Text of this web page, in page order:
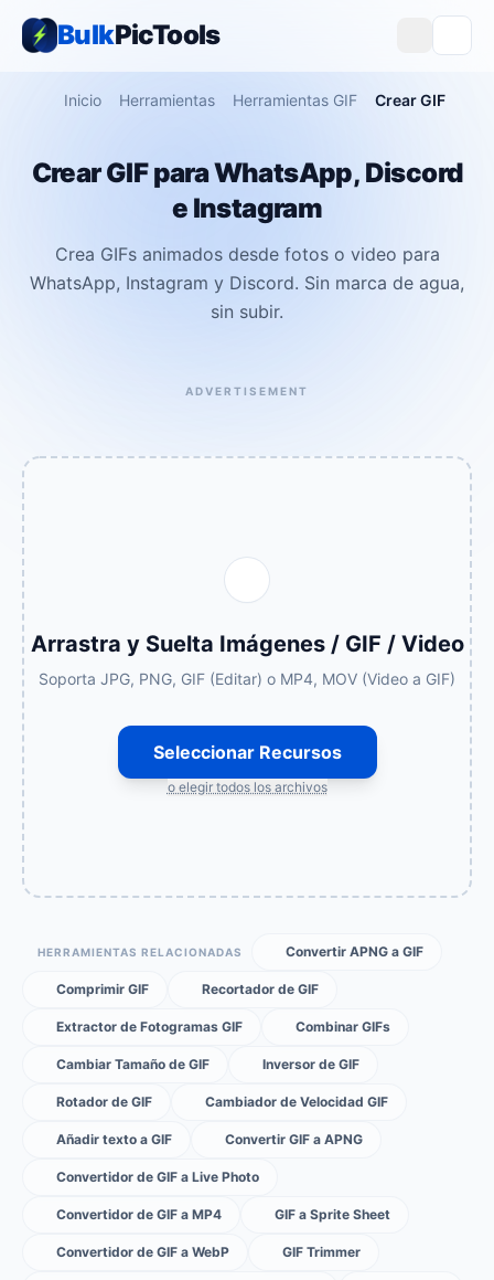
BulkPicTools
Inicio Herramientas Herramientas GIF Crear GIF
Crear GIF para WhatsApp, Discord
e Instagram
Crea GIFs animados desde fotos o video para
WhatsApp, Instagram y Discord. Sin marca de agua,
sin subir.
ADVERTISEMENT
Arrastra y Suelta Imágenes / GIF / Video
Soporta JPG, PNG, GIF (Editar) o MP4, MOV (Video a GIF)
Seleccionar Recursos
o elegir todos los archivos
HERRAMIENTAS RELACIONADAS Convertir APNG a GIF
Comprimir GIF Recortador de GIF
Extractor de Fotogramas GIF Combinar GIFs
Cambiar Tamaño de GIF Inversor de GIF
Rotador de GIF Cambiador de Velocidad GIF
Añadir texto a GIF Convertir GIF a APNG
Convertidor de GIF a Live Photo
Convertidor de GIF a MP4 GIF a Sprite Sheet
Convertidor de GIF a WebP GIF Trimmer